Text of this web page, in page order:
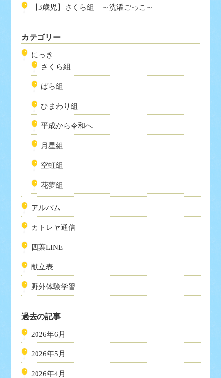
【3歳児】さくら組 ～洗濯ごっこ～
カテゴリー
にっき
さくら組
ばら組
ひまわり組
平成から令和へ
月星組
空虹組
花夢組
アルバム
カトレヤ通信
四葉LINE
献立表
野外体験学習
過去の記事
2026年6月
2026年5月
2026年4月